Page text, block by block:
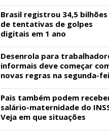
Brasil registrou 34,5 bilhões
de tentativas de golpes
digitais em 1 ano
Desenrola para
informais deve começar
novas regras na segunda-
Pais também podem
salário-maternidade do
Veja em que situações